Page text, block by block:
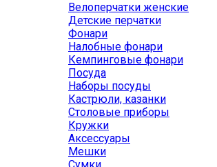
Велоперчатки женские
Детские перчатки
Фонари
Налобные фонари
Кемпинговые фонари
Посуда
Наборы посуды
Кастрюли, казанки
Столовые приборы
Кружки
Аксессуары
Мешки